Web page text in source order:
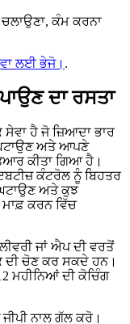
ਚਲਾਉਣਾ, ਕੰਮ ਕਰਨਾ
ਲਈ ਭੇਜੋ। .
ਦਾ ਰਸਤਾ
ਹੈ ਜੋ ਜ਼ਿਆਦਾ ਭਾਰ
ਅਤੇ ਆਪਣੇ
ਕੀਤਾ ਗਿਆ ਹੈ।
ਕੰਟਰੋਲ ਨੂੰ ਬਿਹਤਰ
ਅਤੇ ਕੁਝ
ਕਰਨ ਵਿੱਚ
ਜਾਂ ਐਪ ਦੀ ਵਰਤੋਂ
ਦੀ ਚੋਣ ਕਰ ਸਕਦੇ ਹਨ।
ਮਹੀਨਿਆਂ ਦੀ ਕੋਚਿੰਗ
ਨਾਲ ਗੱਲ ਕਰੋ।